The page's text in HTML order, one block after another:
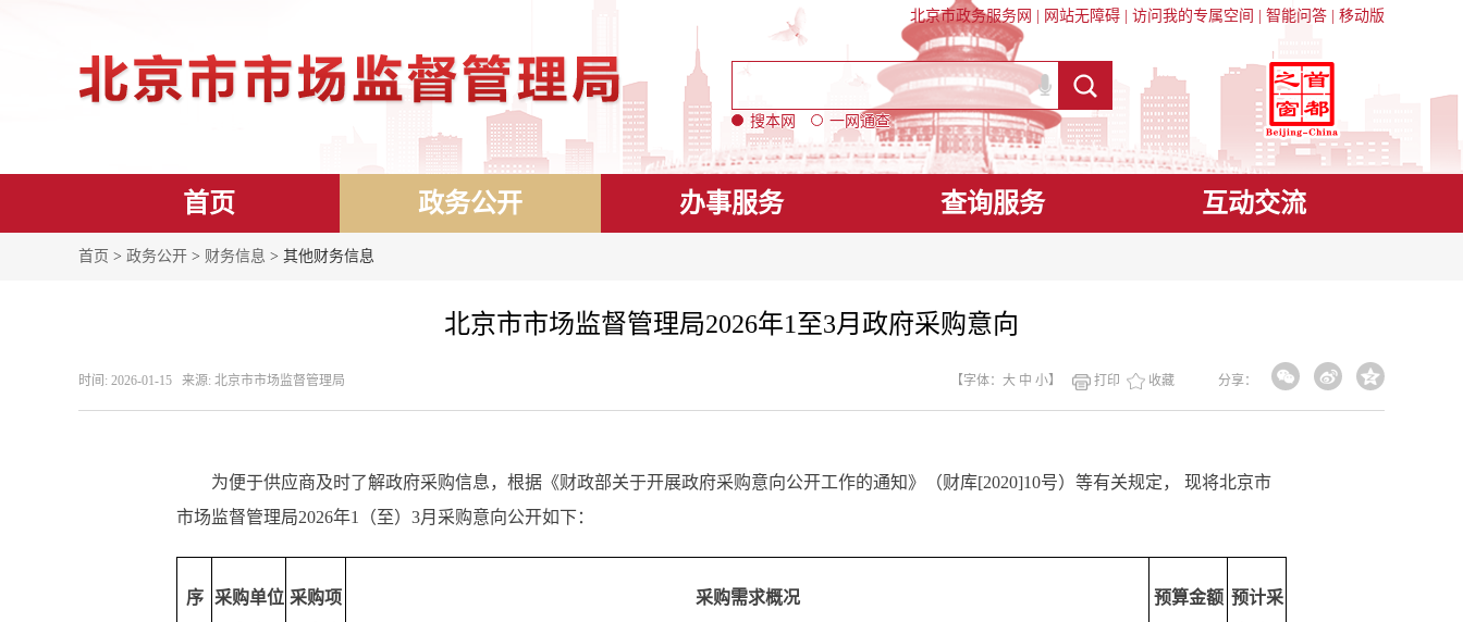
北京市政务服务网 网站无障碍 访问我的专属空间 智能问答 移动版
搜本网 一网通查
首页 政务公开 办事服务 查询服务 互动交流
首页 > 政务公开 > 财务信息 > 其他财务信息
北京市市场监督管理局2026年1至3月政府采购意向
时间: 2026-01-15 来源: 北京市市场监督管理局 分享：
【字体： 大 中 小】 打印 收藏
为便于供应商及时了解政府采购信息，根据《财政部关于开展政府采购意向公开工作的通知》（财库[2020]10号）等有关规定， 现将北京市
市场监督管理局2026年1（至）3月采购意向公开如下：
序
采购单位 采购项
采购需求概况
预算金额 预计采